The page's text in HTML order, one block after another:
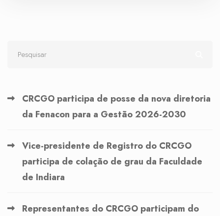
CRCGO participa de posse da nova diretoria
da Fenacon para a Gestão 2026-2030
Vice-presidente de Registro do CRCGO
participa de colação de grau da Faculdade
de Indiara
Representantes do CRCGO participam do